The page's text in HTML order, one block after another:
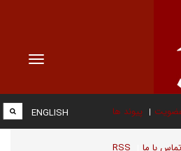
Toggle
پیوند ها
تماس با ما RSS
ENGLISH